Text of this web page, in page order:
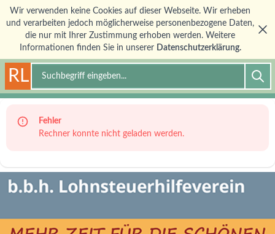
Wir verwenden keine Cookies auf dieser Webseite. Wir erheben
und verarbeiten jedoch möglicherweise personenbezogene Daten,
die nur mit Ihrer Zustimmung erhoben werden. Weitere
Informationen finden Sie in unserer Datenschutzerklärung.
RL
Fehler
Rechner konnte nicht geladen werden.